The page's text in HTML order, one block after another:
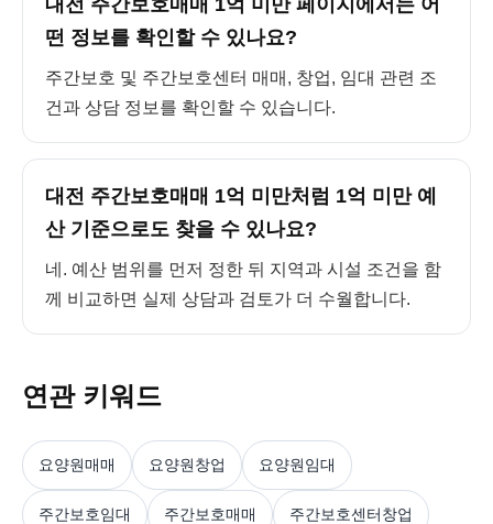
대전 주간보호매매 1억 미만 페이지에서는 어
떤 정보를 확인할 수 있나요?
주간보호 및 주간보호센터 매매, 창업, 임대 관련 조
건과 상담 정보를 확인할 수 있습니다.
대전 주간보호매매 1억 미만처럼 1억 미만 예
산 기준으로도 찾을 수 있나요?
네. 예산 범위를 먼저 정한 뒤 지역과 시설 조건을 함
께 비교하면 실제 상담과 검토가 더 수월합니다.
연관 키워드
요양원매매 요양원창업 요양원임대
주간보호임대 주간보호매매 주간보호센터창업